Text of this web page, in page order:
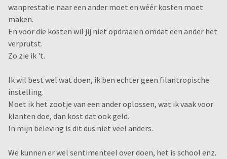
wanprestatie naar een ander moet en wéér kosten moet
maken.
En voor die kosten wil jij niet opdraaien omdat een ander het
verprutst.
Zo zie ik 't.
Ik wil best wel wat doen, ik ben echter geen filantropische
instelling.
Moet ik het zootje van een ander oplossen, wat ik vaak voor
klanten doe, dan kost dat ook geld.
In mijn beleving is dit dus niet veel anders.
We kunnen er wel sentimenteel over doen, het is school enz.